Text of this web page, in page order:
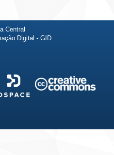
Central
Digital - GID